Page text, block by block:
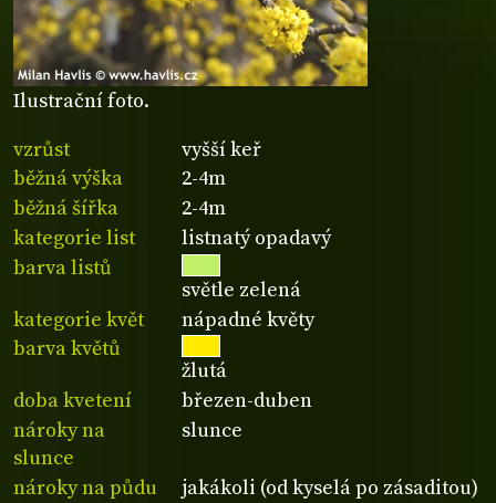
Ilustrační foto.
vzrůst
vyšší keř
běžná výška
2-4m
běžná šířka
2-4m
kategorie list
listnatý opadavý
barva listů
světle zelená
kategorie květ
nápadné květy
barva květů
žlutá
doba kvetení
březen-duben
nároky na
slunce
slunce
nároky na půdu
jakákoli (od kyselá po zásaditou)